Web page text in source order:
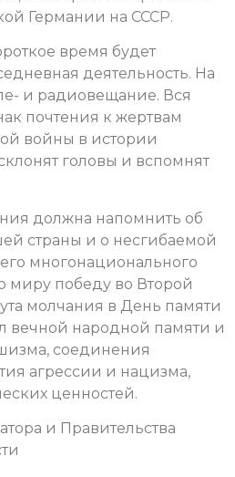
Германии на СССР.
время будет
деятельность. На
и радиовещание. Вся
почтения к жертвам
войны в истории
головы и вспомнят
должна напомнить об
страны и о несгибаемой
многонационального
миру победу во Второй
молчания в День памяти
вечной народной памяти и
соединения
агрессии и нацизма,
ценностей.
и Правительства